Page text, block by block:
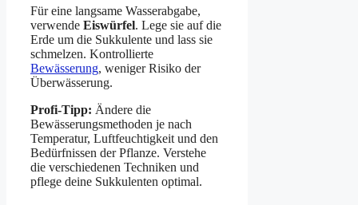
Für eine langsame Wasserabgabe,
verwende Eiswürfel. Lege sie auf die
Erde um die Sukkulente und lass sie
schmelzen. Kontrollierte
Bewässerung, weniger Risiko der
Überwässerung.
Profi-Tipp: Ändere die
Bewässerungsmethoden je nach
Temperatur, Luftfeuchtigkeit und den
Bedürfnissen der Pflanze. Verstehe
die verschiedenen Techniken und
pflege deine Sukkulenten optimal.